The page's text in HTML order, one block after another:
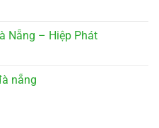
Nẵng – Hiệp Phát
nẵng